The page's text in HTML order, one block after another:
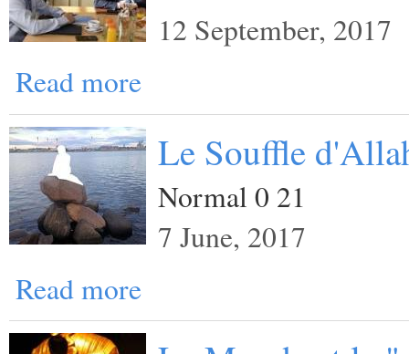
12 September, 2017
Read more
Le Souffle
Normal 0 21
7 June, 2017
Read more